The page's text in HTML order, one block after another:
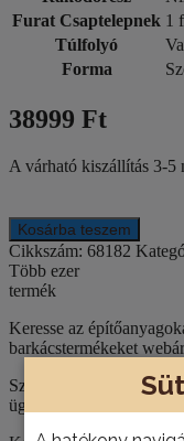
Furat Csaptelepnek 1
Túlfolyó
Forma
38999 Ft
A várható kiszállítás 3-5
Kosárba teszem
Cikkszám: 68182
Több ezer
termék
Keresse az
barkácstermékeket
Szakértő
ügyfélszolgálat